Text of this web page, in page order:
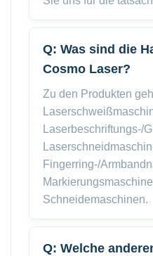
Q: Was sind die
Cosmo Laser?
Zu den Produkten
Laserbeschriftungs-/
Fingerring-/
Schneidemaschinen.
Q: Welche